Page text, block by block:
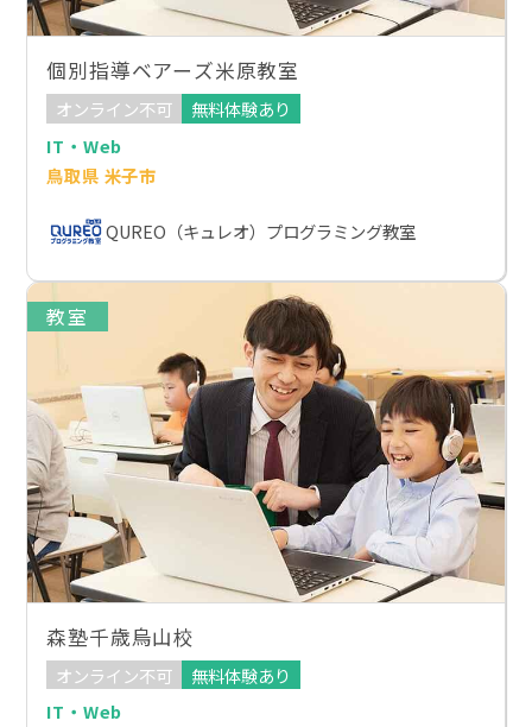
個別指導ベアーズ米原教室
オンライン不可
無料体験あり
IT・Web
鳥取県 米子市
QUREO（キュレオ）プログラミング教室
教室
森塾千歳烏山校
オンライン不可
無料体験あり
IT・Web